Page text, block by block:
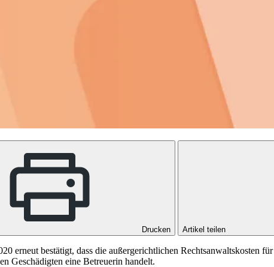
Drucken Artikel teilen
erneut bestätigt, dass die außergerichtlichen Rechtsanwaltskosten
Geschädigten eine Betreuerin handelt.